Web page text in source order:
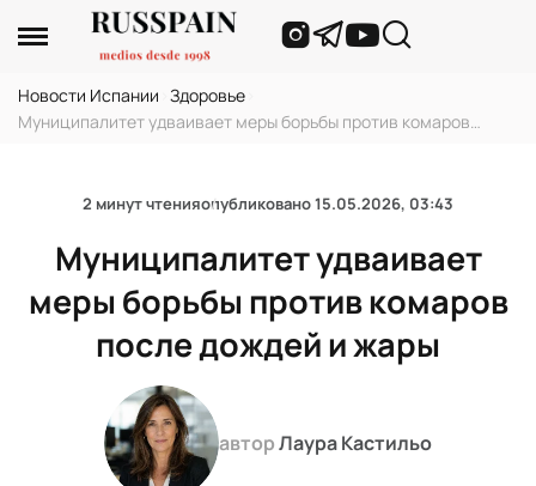
Новости Испании Здоровье
Муниципалитет удваивает меры борьбы против комаров
2 минут чтенияопубликовано15.05.2026, 03:43
Муниципалитет удваивает
меры борьбы против комаров
после дождей и жары
авторЛаура Кастильо